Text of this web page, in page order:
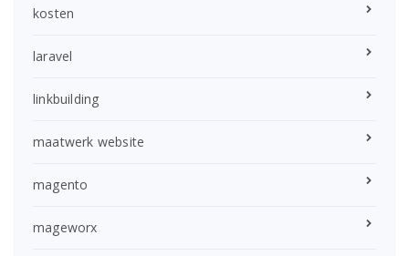
kosten
laravel
linkbuilding
maatwerk website
magento
mageworx